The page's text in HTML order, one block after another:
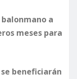
a
meses para
beneficiarán